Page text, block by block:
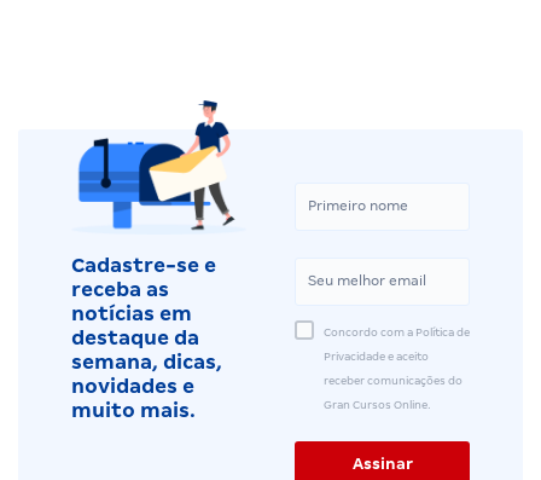
Cadastre-se e
receba as
notícias em
destaque da
semana, dicas,
novidades e
muito mais.
Concordo com a Política de
Privacidade e aceito
receber comunicações do
Gran Cursos Online.